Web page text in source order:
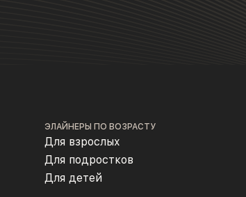
ЭЛАЙНЕРЫ ПО ВОЗРАСТУ
Для взрослых
Для подростков
Для детей